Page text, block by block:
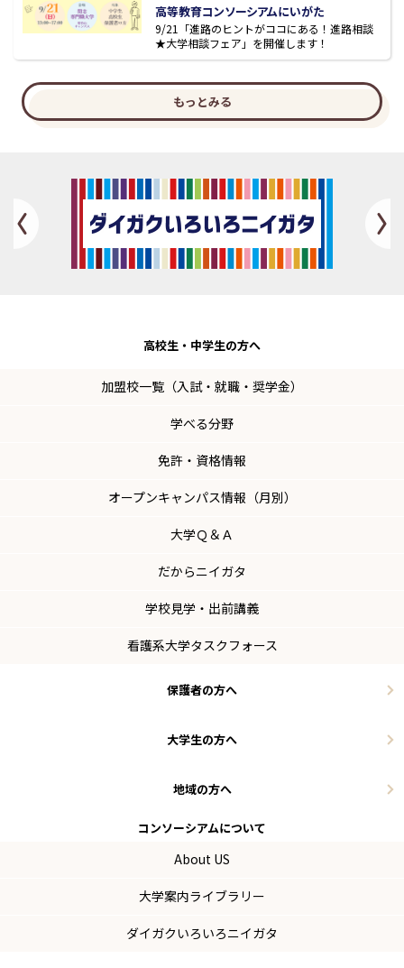
高等教育コンソーシアムにいがた
9/21「進路のヒントがココにある！進路相談
★大学相談フェア」を開催します！
もっとみる
Previous
高校生・ 中学生の方へ
加盟校一覧（入試・就職・奨学金）
学べる分野
免許・資格情報
オープンキャンパス情報（月別）
大学Ｑ＆Ａ
だからニイガタ
学校見学・出前講義
看護系大学タスクフォース
保護者の方へ
大学生の方へ
地域の方へ
コンソーシアムについて
About US
大学案内ライブラリー
ダイガクいろいろニイガタ